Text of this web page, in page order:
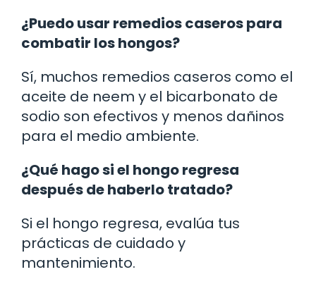
¿Puedo usar remedios caseros para
combatir los hongos?
Sí, muchos remedios caseros como el
aceite de neem y el bicarbonato de
sodio son efectivos y menos dañinos
para el medio ambiente.
¿Qué hago si el hongo regresa
después de haberlo tratado?
Si el hongo regresa, evalúa tus
prácticas de cuidado y
mantenimiento.